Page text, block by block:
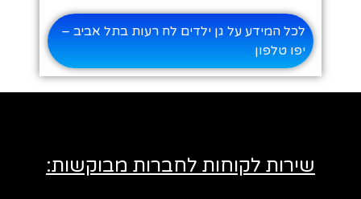
לכל המידע על גן ילדים לח רעות בתל אביב –
יפו טלפון
שירות לקוחות לחברות מבוקשות: